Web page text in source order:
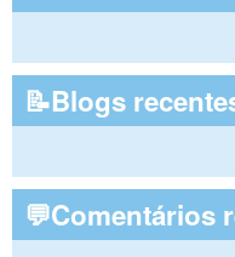
📝Blogs
💬Comentários